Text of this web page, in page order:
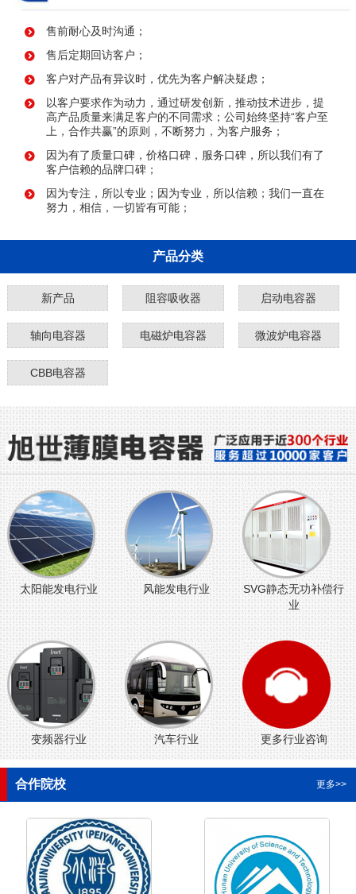
售前耐心及时沟通；
售后定期回访客户；
客户对产品有异议时，优先为客户解决疑虑；
以客户要求作为动力，通过研发创新，推动技术进步，提
高产品质量来满足客户的不同需求；公司始终坚持“客户至
上，合作共赢”的原则，不断努力，为客户服务；
因为有了质量口碑，价格口碑，服务口碑，所以我们有了
客户信赖的品牌口碑；
因为专注，所以专业；因为专业，所以信赖；我们一直在
努力，相信，一切皆有可能；
产品分类
新产品 阻容吸收器 启动电容器
轴向电容器 电磁炉电容器 微波炉电容器
CBB电容器
太阳能发电行业 风能发电行业
SVG静态无功补偿行
业
变频器行业 汽车行业 更多行业咨询
合作院校 更多>>